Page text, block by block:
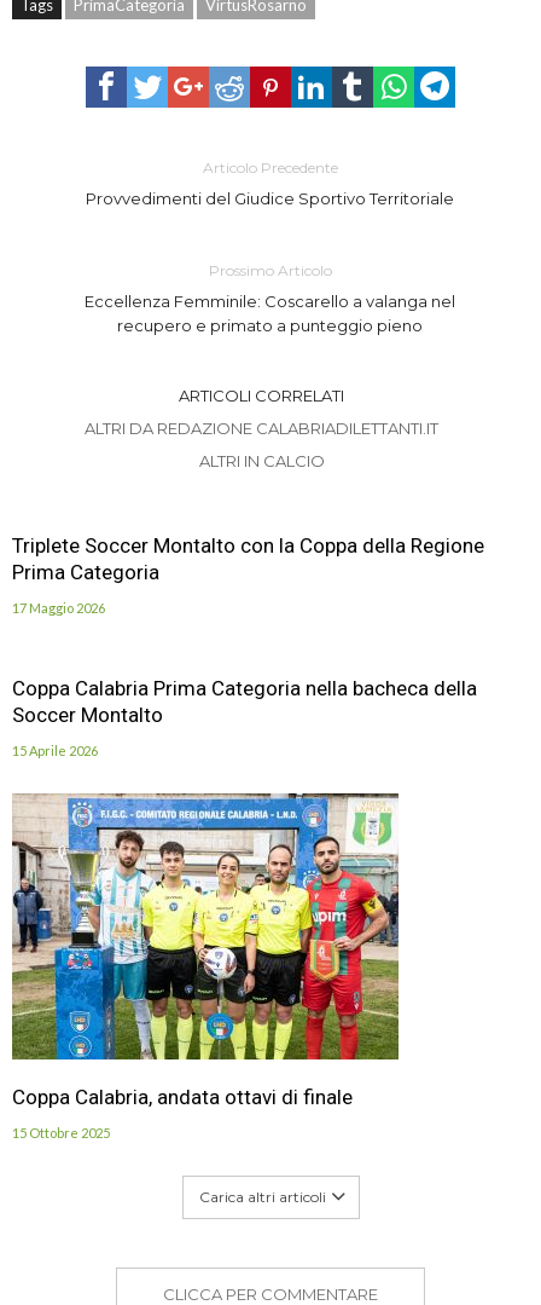
Tags PrimaCategoria VirtusRosarno
Articolo Precedente
Provvedimenti del Giudice Sportivo Territoriale
Prossimo Articolo
Eccellenza Femminile: Coscarello a valanga nel
recupero e primato a punteggio pieno
ARTICOLI CORRELATI
ALTRI DA REDAZIONE CALABRIADILETTANTI.IT
ALTRI IN CALCIO
Triplete Soccer Montalto con la Coppa della Regione
Prima Categoria
17 Maggio 2026
Coppa Calabria Prima Categoria nella bacheca della
Soccer Montalto
15 Aprile 2026
Coppa Calabria, andata ottavi di finale
15 Ottobre 2025
Carica altri articoli
CLICCA PER COMMENTARE